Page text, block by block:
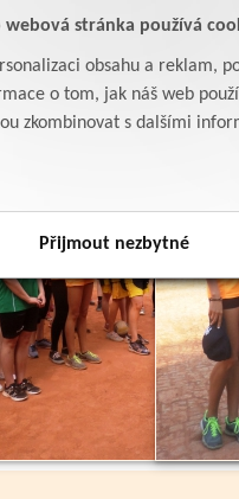
webová stránka používá
obsahu a reklam,
o tom, jak náš web
zkombinovat s dalšími
Přijmout nezbytné